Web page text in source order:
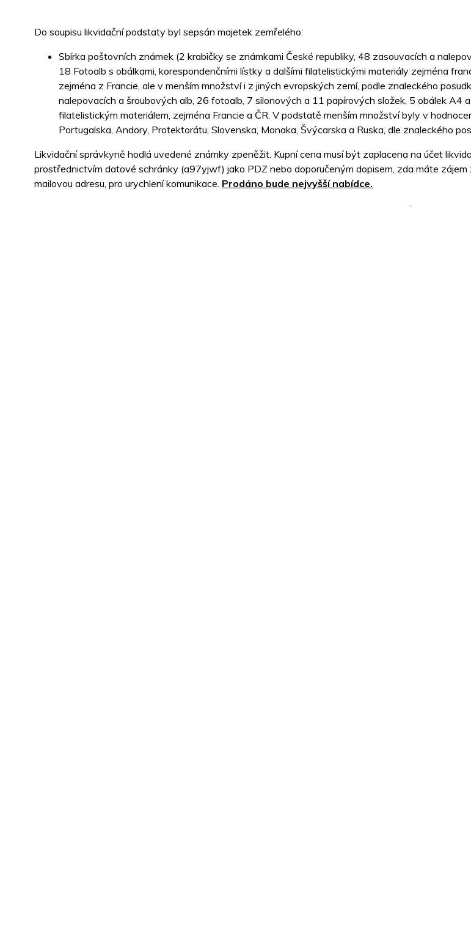
Do soupisu likvidační podstaty byl sepsán majetek zemřelého:
Sbírka poštovních známek (2 krabičky se známkami České republiky, 48 zasouvacích a
18 Fotoalb s obálkami, korespondenčními lístky a dalšími filatelistickými materiály zejména
zejména z Francie, ale v menším množství i z jiných evropských zemí, podle znaleckého
nalepovacích a šroubových alb, 26 fotoalb, 7 silonových a 11 papírových složek, 5 obálek A4
filatelistickým materiálem, zejména Francie a ČR. V podstatě menším množství byly v
Portugalska, Andory, Protektorátu, Slovenska, Monaka, Švýcarska a Ruska, dle znaleckého
Likvidační správkyně hodlá uvedené známky zpeněžit. Kupní cena musí být zaplacena na účet
prostřednictvím datové schránky (a97yjwf) jako PDZ nebo doporučeným dopisem, zda máte
mailovou adresu, pro urychlení komunikace. Prodáno bude nejvyšší nabídce.